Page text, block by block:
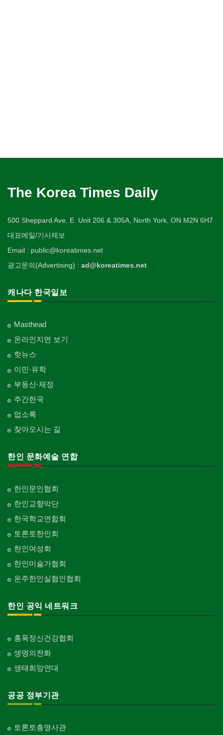
The Korea Times Daily
500 Sheppard Ave. E. Unit 206 & 305A, North York, ON M2N 6H7
대표메일/기사제보
Email : public@koreatimes.net
광고문의(Advertising) : ad@koreatimes.net
캐나다 한국일보
Masthead
온라인지면 보기
핫뉴스
이민·유학
부동산·재정
주간한국
업소록
찾아오시는 길
한인 문화예술 연합
한인문인협회
한인교향악단
한국학교연합회
토론토한인회
한인여성회
한인미술가협회
온주한인실협인협회
한인 공익 네트워크
홍푹정신건강협회
생명의전화
생태희망연대
공공 정부기관
토론토총영사관